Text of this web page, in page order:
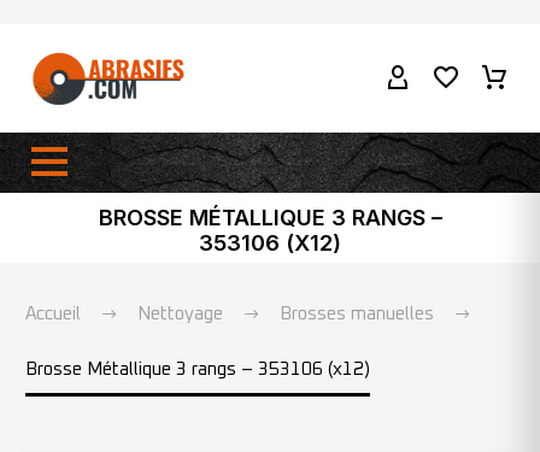
BROSSE MÉTALLIQUE 3 RANGS –
353106 (X12)
Accueil Nettoyage Brosses manuelles
Brosse Métallique 3 rangs – 353106 (x12)